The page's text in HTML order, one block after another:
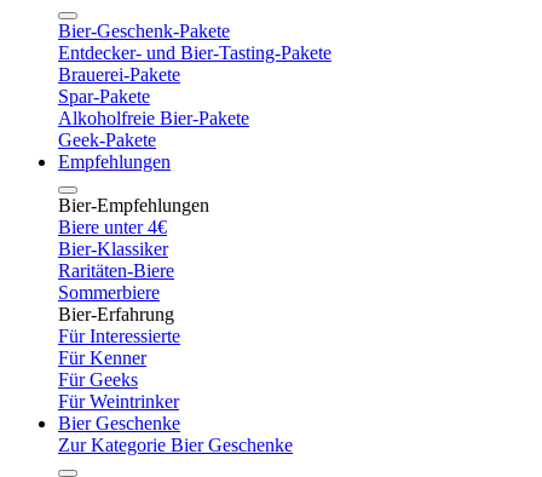
Bier-Geschenk-Pakete
Entdecker- und Bier-Tasting-Pakete
Brauerei-Pakete
Spar-Pakete
Alkoholfreie Bier-Pakete
Geek-Pakete
Empfehlungen
Bier-Empfehlungen
Biere unter 4€
Bier-Klassiker
Raritäten-Biere
Sommerbiere
Bier-Erfahrung
Für Interessierte
Für Kenner
Für Geeks
Für Weintrinker
Bier Geschenke
Zur Kategorie Bier Geschenke